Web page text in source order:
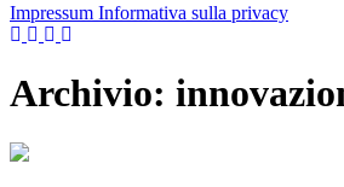
Impressum Informativa sulla privacy
Archivio: